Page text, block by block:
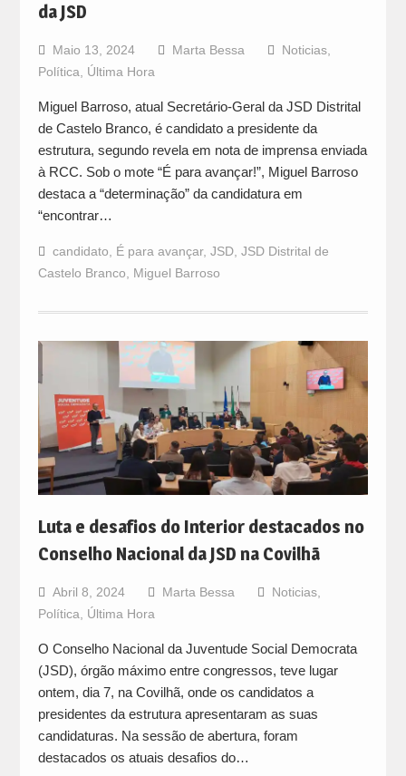
da JSD
Maio 13, 2024 Marta Bessa Noticias,
Política, Última Hora
Miguel Barroso, atual Secretário-Geral da JSD Distrital
de Castelo Branco, é candidato a presidente da
estrutura, segundo revela em nota de imprensa enviada
à RCC. Sob o mote “É para avançar!”, Miguel Barroso
destaca a “determinação” da candidatura em
“encontrar…
candidato, É para avançar, JSD, JSD Distrital de
Castelo Branco, Miguel Barroso
Luta e desafios do Interior destacados no
Conselho Nacional da JSD na Covilhã
Abril 8, 2024 Marta Bessa Noticias,
Política, Última Hora
O Conselho Nacional da Juventude Social Democrata
(JSD), órgão máximo entre congressos, teve lugar
ontem, dia 7, na Covilhã, onde os candidatos a
presidentes da estrutura apresentaram as suas
candidaturas. Na sessão de abertura, foram
destacados os atuais desafios do…